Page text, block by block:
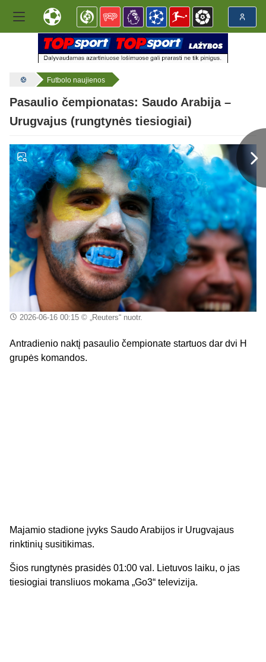
Futbolo naujienos
Pasaulio čempionatas: Saudo Arabija –
Urugvajus (rungtynės tiesiogiai)
2026-06-16 00:15© „Reuters“ nuotr.
Antradienio naktį pasaulio čempionate startuos dar dvi H
grupės komandos.
Majamio stadione įvyks Saudo Arabijos ir Urugvajaus
rinktinių susitikimas.
Šios rungtynės prasidės 01:00 val. Lietuvos laiku, o jas
tiesiogiai transliuos mokama „Go3“ televizija.